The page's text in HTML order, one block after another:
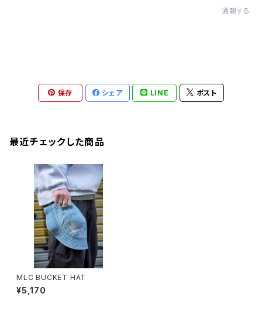
通報する
保存 シェア LINE ポスト
最近チェックした商品
MLC BUCKET HAT
¥5,170